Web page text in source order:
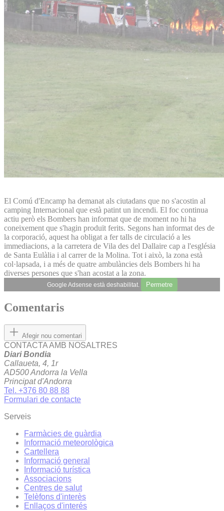
El Comú d'Encamp ha demanat als ciutadans que no s'acostin al
camping Internacional que està patint un incendi. El foc continua
actiu però els Bombers han informat que de moment no hi ha
coneixement que s'hagin produït ferits. Segons han informat des de
la corporació, aquest ha obligat a fer talls de circulació a les
immediacions, a la carretera de Vila des del Dallaire cap a l'església
de Santa Eulàlia i al carrer de la Molina. Tot i això, la zona està
col·lapsada, i a més de quatre ambulàncies dels Bombers hi ha
diverses persones que s'han acostat a la zona.
Google Adsense està deshabilitat. Permetre
Comentaris
Afegir nou comentari
CONTACTA AMB NOSALTRES
Diari Bondia
Callaueta, 4, 1r
AD500 Andorra la Vella
Principat d'Andorra
Tel. +376 80 88 88
Formulari de contacte
Serveis
Farmàcies de guàrdia
Informació meteorològica
Cartellera
Informació general
Informació turística
Associacions
Centres de salut
Telèfons d'interès
Enllaços d'interés